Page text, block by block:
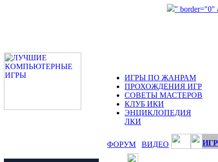
" border="0"
ИГРЫ ПО ЖАНРАМ
ПРОХОЖДЕНИЯ ИГР
СОВЕТЫ МАСТЕРОВ
КЛУБ ИКИ
ЭНЦИКЛОПЕДИЯ
ЛКИ
ФОРУМ ВИДЕО